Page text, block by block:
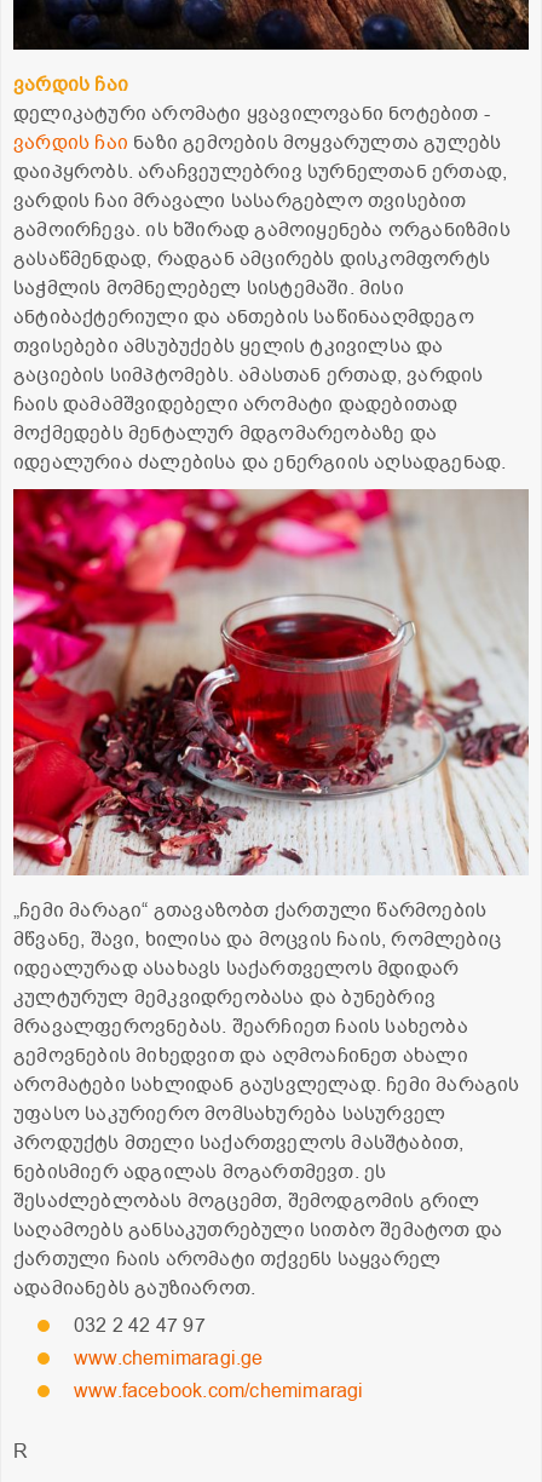
ვარდის ჩაი
დელიკატური არომატი ყვავილოვანი ნოტებით -
ვარდის ჩაი ნაზი გემოების მოყვარულთა გულებს
დაიპყრობს. არაჩვეულებრივ სურნელთან ერთად,
ვარდის ჩაი მრავალი სასარგებლო თვისებით
გამოირჩევა. ის ხშირად გამოიყენება ორგანიზმის
გასაწმენდად, რადგან ამცირებს დისკომფორტს
საჭმლის მომნელებელ სისტემაში. მისი
ანტიბაქტერიული და ანთების საწინააღმდეგო
თვისებები ამსუბუქებს ყელის ტკივილსა და
გაციების სიმპტომებს. ამასთან ერთად, ვარდის
ჩაის დამამშვიდებელი არომატი დადებითად
მოქმედებს მენტალურ მდგომარეობაზე და
იდეალურია ძალებისა და ენერგიის აღსადგენად.
„ჩემი მარაგი“ გთავაზობთ ქართული წარმოების
მწვანე, შავი, ხილისა და მოცვის ჩაის, რომლებიც
იდეალურად ასახავს საქართველოს მდიდარ
კულტურულ მემკვიდრეობასა და ბუნებრივ
მრავალფეროვნებას. შეარჩიეთ ჩაის სახეობა
გემოვნების მიხედვით და აღმოაჩინეთ ახალი
არომატები სახლიდან გაუსვლელად. ჩემი მარაგის
უფასო საკურიერო მომსახურება სასურველ
პროდუქტს მთელი საქართველოს მასშტაბით,
ნებისმიერ ადგილას მოგართმევთ. ეს
შესაძლებლობას მოგცემთ, შემოდგომის გრილ
საღამოებს განსაკუთრებული სითბო შემატოთ და
ქართული ჩაის არომატი თქვენს საყვარელ
ადამიანებს გაუზიაროთ.
032 2 42 47 97
www.chemimaragi.ge
www.facebook.com/chemimaragi
R